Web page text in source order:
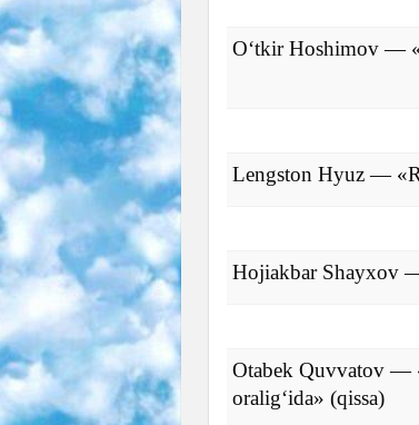
O‘tkir Hoshimov —
Lengston Hyuz —
Hojiakbar Shayxov
Otabek Quvvatov —
oralig‘ida» (qissa)